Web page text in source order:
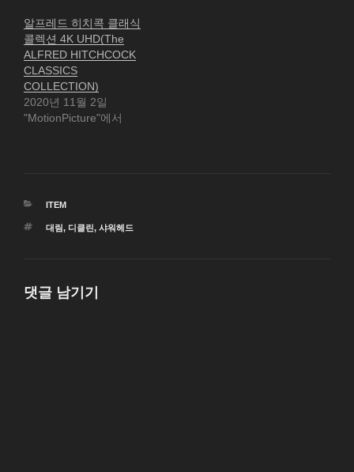
알프레드 히치콕 클래식
콜렉션 4K UHD(The
ALFRED HITCHCOCK
CLASSICS
COLLECTION)
2020년 11월 2일
"MotionPicture"에서
카
고
ITEM
태
대림, 디클린 , 샤워헤드
댓글 남기기